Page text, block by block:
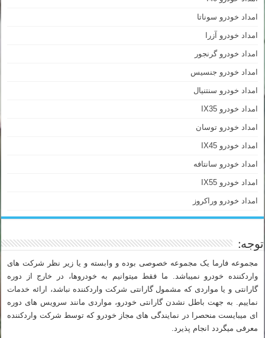
امداد خودرو سوناتا
امداد خودرو آزرا
امداد خودرو گرنجور
امداد خودرو جنسیس
امداد خودرو سنتنیال
امداد خودرو IX35
امداد خودرو توسان
امداد خودرو IX45
امداد خودرو سانتافه
امداد خودرو IX55
امداد خودرو وراکروز
توجه:
مجموعه فارما یک مجموعه خصوصی بوده و وابسته و یا زیر نظر شرکت های
واردکننده خودرو نمیباشد. ما فقط میتوانیم به خودروها، در خارج از دوره
گارانتی و یا مواردی که مشمول گارانتی شرکت واردکننده نباشد، ارائه خدمات
نماییم. به جهت باطل نشدن گارانتی خودرو، مواردی مانند سرویس های دوره
ای میبایست منحصرا در نمایندگی های مجاز خودرو که توسط شرکت واردکننده
معرفی میگردد انجام پذیرد.